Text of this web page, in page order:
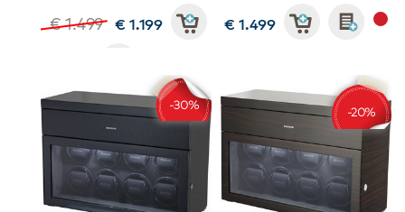
€ 1.499 € 1.199
€ 1.499